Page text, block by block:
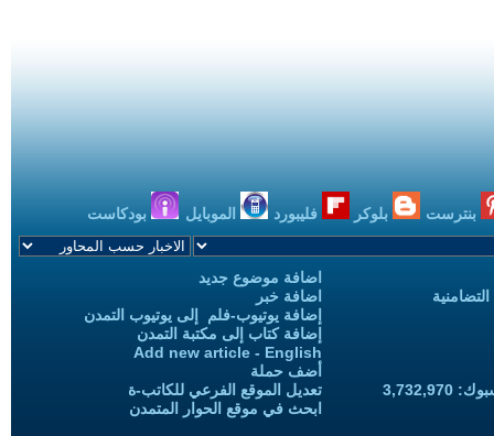
بنترست بلوكر فليبورد الموبايل بودكاست
اضافة موضوع جديد
اضافة خبر
إضافة يوتيوب-فلم إلى يوتيوب التمدن
إضافة كتاب إلى مكتبة التمدن
Add new article - English
أضف حملة
تعديل الموقع الفرعي للكاتب-ة
ابحث في موقع الحوار المتمدن